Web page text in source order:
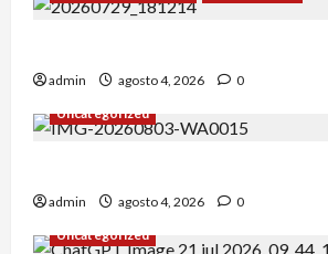
admin agosto 4, 2026
0
Uncategorized
admin agosto 4, 2026
0
Uncategorized